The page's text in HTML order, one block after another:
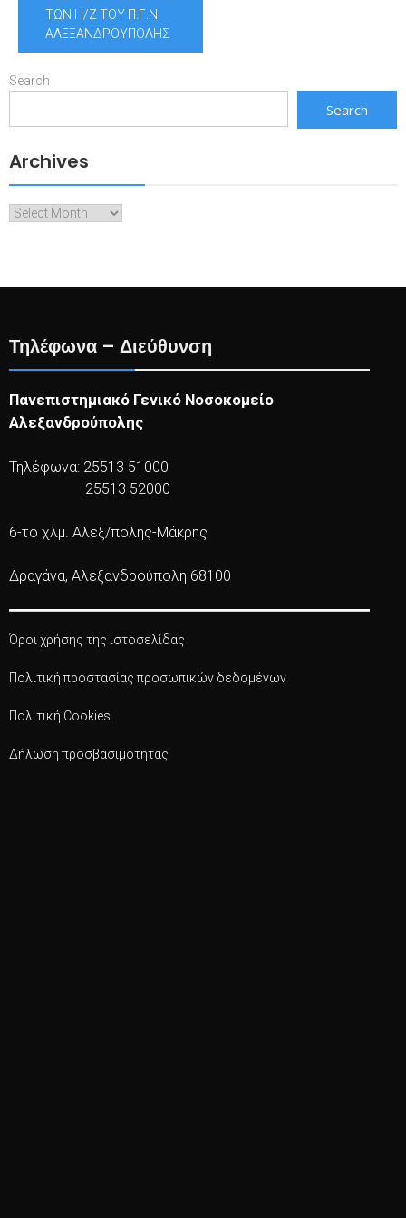
ΤΩΝ Η/Ζ ΤΟΥ Π.Γ.Ν.
ΑΛΕΞΑΝΔΡΟΥΠΟΛΗΣ
Search
Search
Archives
Archives
Τηλέφωνα – Διεύθυνση
Πανεπιστημιακό Γενικό Νοσοκομείο
Αλεξανδρούπολης
Τηλέφωνα: 25513 51000
25513 52000
6-το χλμ. Αλεξ/πολης-Μάκρης
Δραγάνα, Αλεξανδρούπολη 68100
Όροι χρήσης της ιστοσελίδας
Πολιτική προστασίας προσωπικών δεδομένων
Πολιτική Cookies
Δήλωση προσβασιμότητας